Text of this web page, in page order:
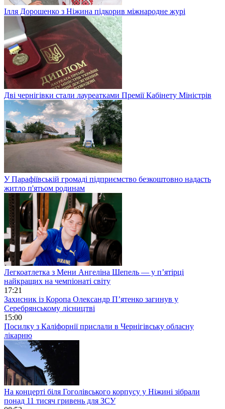
Ілля Дорошенко з Ніжина підкорив міжнародне журі
Дві чернігівки стали лауреатками Премії Кабінету Міністрів
У Парафіївській громаді підприємство безкоштовно надасть
житло п'ятьом родинам
Легкоатлетка з Мени Ангеліна Шепель — у п’ятірці
найкращих на чемпіонаті світу
17:21
Захисник із Коропа Олександр П’ятенко загинув у
Серебрянському лісництві
15:00
Посилку з Каліфорнії прислали в Чернігівську обласну
лікарню
На концерті біля Гоголівського корпусу у Ніжині зібрали
понад 11 тисяч гривень для ЗСУ